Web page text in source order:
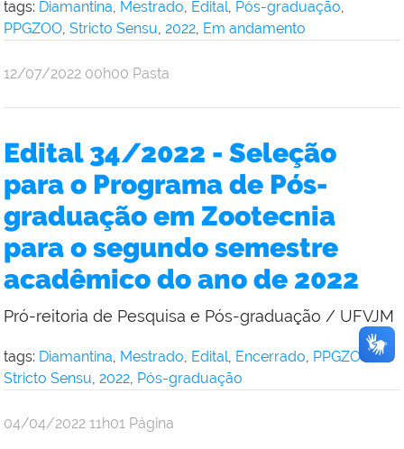
tags: Diamantina, Mestrado, Edital, Pós-graduação,
PPGZOO, Stricto Sensu, 2022, Em andamento
publicado
12/07/2022 00h00 Pasta
Edital 34/2022 - Seleção
para o Programa de Pós-
graduação em Zootecnia
para o segundo semestre
acadêmico do ano de 2022
Pró-reitoria de Pesquisa e Pós-graduação / UFVJM
tags: Diamantina, Mestrado, Edital, Encerrado, PPGZOO ,
Stricto Sensu, 2022, Pós-graduação
publicado
04/04/2022 11h01 Página